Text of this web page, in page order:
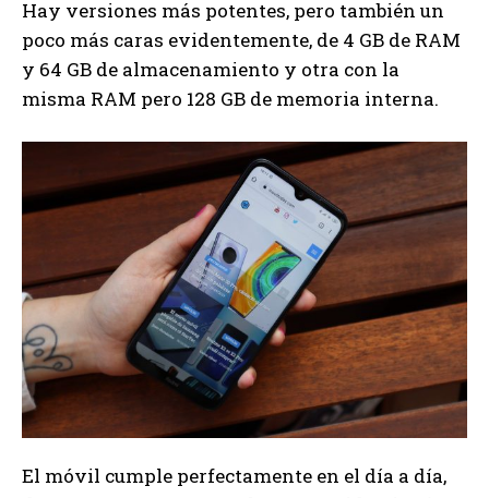
Hay versiones más potentes, pero también un
poco más caras evidentemente, de 4 GB de RAM
y 64 GB de almacenamiento y otra con la
misma RAM pero 128 GB de memoria interna.
El móvil cumple perfectamente en el día a día,